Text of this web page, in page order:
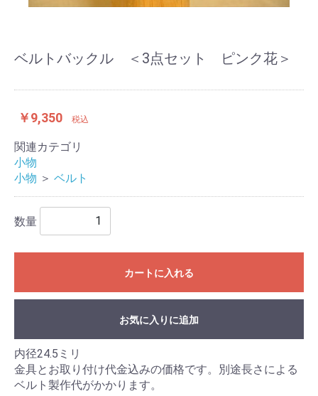
ベルトバックル ＜3点セット ピンク花＞
￥9,350 税込
関連カテゴリ
小物
小物 ＞ ベルト
数量
カートに入れる
お気に入りに追加
内径24.5ミリ
金具とお取り付け代金込みの価格です。別途長さによる
ベルト製作代がかかります。